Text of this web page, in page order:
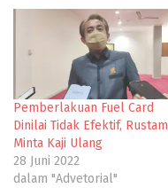
Pemberlakuan Fuel Card
Dinilai Tidak Efektif, Rustam
Minta Kaji Ulang
28 Juni 2022
dalam "Advetorial"